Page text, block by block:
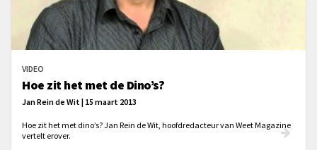
VIDEO
Hoe zit het met de Dino’s?
Jan Rein de Wit | 15 maart 2013
Hoe zit het met dino’s? Jan Rein de Wit, hoofdredacteur van Weet Magazine
vertelt erover.